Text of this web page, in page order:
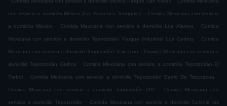
con servicio a domicilio México San Francisco Tenopalco . Comida Mexicana con servicio
a domicilio México . Comida Mexicana con servicio a domicilio Los Álamos . Comida
Mexicana con servicio a domicilio Tepotzotlán Parque Industrial Los Cedros . Comida
Mexicana con servicio a domicilio Tepotzotlán Texcacoa . Comida Mexicana con servicio a
domicilio Tepotzotlán Cedros . Comida Mexicana con servicio a domicilio Tepotzotlán El
Trebol . Comida Mexicana con servicio a domicilio Tepotzotlán Barrio De Tezccacoa .
Comida Mexicana con servicio a domicilio Tepotzotlán 002 . Comida Mexicana con
servicio a domicilio Tepotzotlán . Comida Mexicana con servicio a domicilio Colonia las